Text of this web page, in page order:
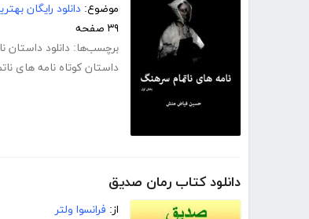
موضوع: دانلود رایگان
۳۹ صفحه
برچسب‌ها: دانلود داستان
داستان کوتاه نامه های
دانلود کتاب رمان صدیق
از: فرانسوا ولتر